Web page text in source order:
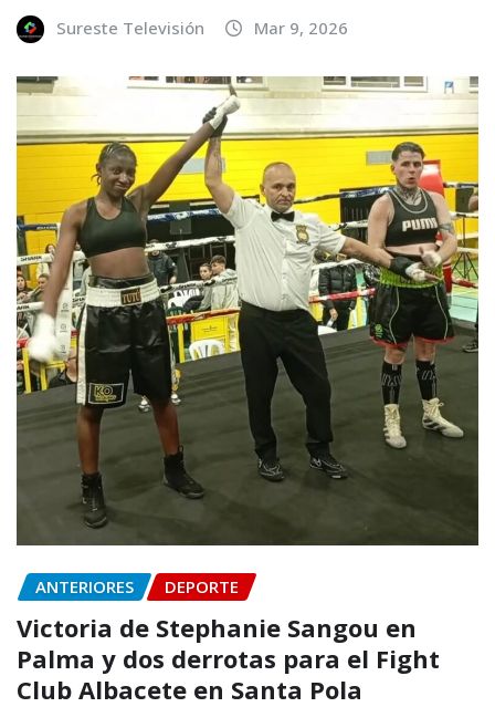
Sureste Televisión Mar 9, 2026
ANTERIORES DEPORTE
Victoria de Stephanie Sangou en
Palma y dos derrotas para el Fight
Club Albacete en Santa Pola